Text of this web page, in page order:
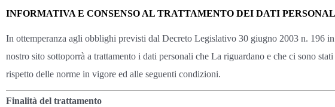
INFORMATIVA E CONSENSO AL TRATTAMENTO DEI DATI
In ottemperanza agli obblighi previsti dal Decreto Legislativo 30 giugno 2003 n. 196
nostro sito sottoporrà a trattamento i dati personali che La riguardano e che ci sono
rispetto delle norme in vigore ed alle seguenti condizioni.
Finalità del trattamento